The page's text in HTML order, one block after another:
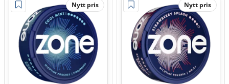
Nytt pris Nytt pris